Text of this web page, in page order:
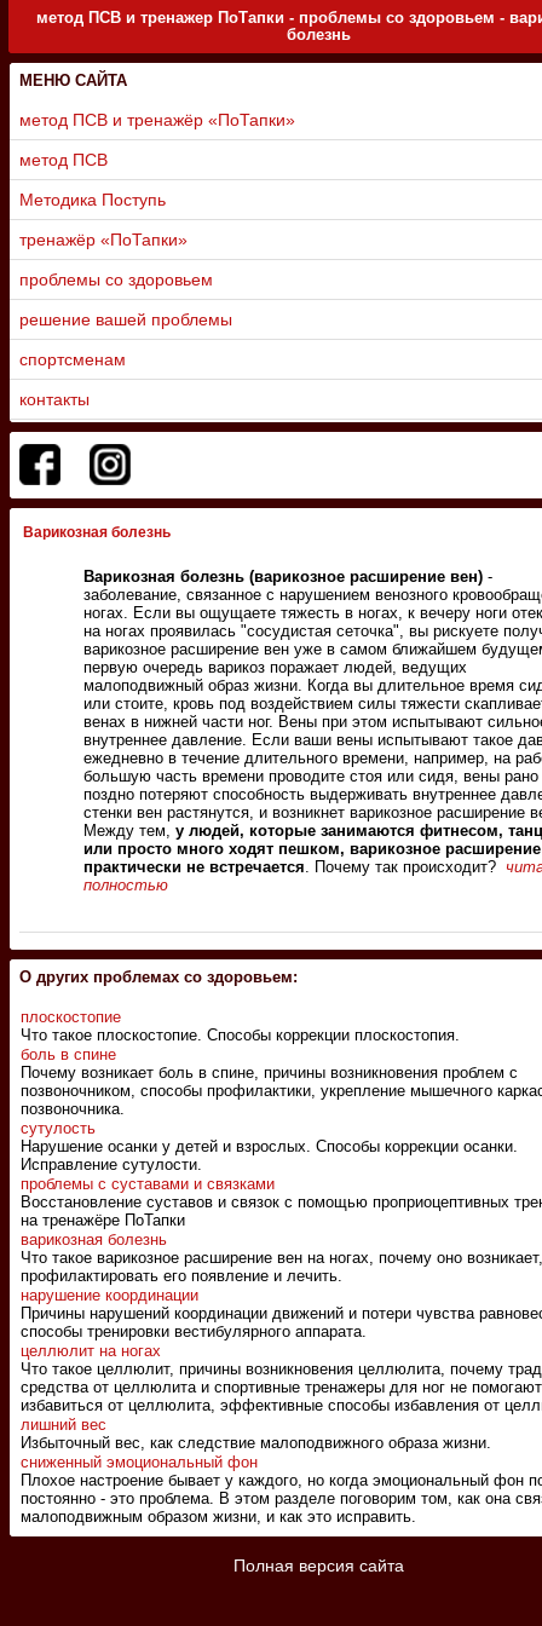
метод ПСВ и тренажер ПоТапки - проблемы со здоровьем -
болезнь
МЕНЮ САЙТА
метод ПСВ и тренажёр «ПоТапки»
метод ПСВ
Методика Поступь
тренажёр «ПоТапки»
проблемы со здоровьем
решение вашей проблемы
спортсменам
контакты
Варикозная болезнь
Варикозная болезнь (варикозное расширение вен) -
заболевание, связанное с нарушением венозного
ногах. Если вы ощущаете тяжесть в ногах, к вечеру ноги
на ногах проявилась "сосудистая сеточка", вы рискуете
варикозное расширение вен уже в самом ближайшем
первую очередь варикоз поражает людей, ведущих
малоподвижный образ жизни. Когда вы длительное время
или стоите, кровь под воздействием силы тяжести
венах в нижней части ног. Вены при этом испытывают
внутреннее давление. Если ваши вены испытывают такое
ежедневно в течение длительного времени, например, на
большую часть времени проводите стоя или сидя, вены
поздно потеряют способность выдерживать внутреннее
стенки вен растянутся, и возникнет варикозное расширение
Между тем, у людей, которые занимаются фитнесом,
или просто много ходят пешком, варикозное
практически не встречается. Почему так происходит?
полностью
О других проблемах со здоровьем:
плоскостопие
Что такое плоскостопие. Способы коррекции плоскостопия.
боль в спине
Почему возникает боль в спине, причины возникновения проблем с
позвоночником, способы профилактики, укрепление мышечного
позвоночника.
сутулость
Нарушение осанки у детей и взрослых. Способы коррекции осанки.
Исправление сутулости.
проблемы с суставами и связками
Восстановление суставов и связок с помощью проприоцептивных
на тренажёре ПоТапки
варикозная болезнь
Что такое варикозное расширение вен на ногах, почему оно
профилактировать его появление и лечить.
нарушение координации
Причины нарушений координации движений и потери чувства
способы тренировки вестибулярного аппарата.
целлюлит на ногах
Что такое целлюлит, причины возникновения целлюлита, почему
средства от целлюлита и спортивные тренажеры для ног не помогают
избавиться от целлюлита, эффективные способы избавления от
лишний вес
Избыточный вес, как следствие малоподвижного образа жизни.
сниженный эмоциональный фон
Плохое настроение бывает у каждого, но когда эмоциональный фон
постоянно - это проблема. В этом разделе поговорим том, как она
малоподвижным образом жизни, и как это исправить.
Полная версия сайта